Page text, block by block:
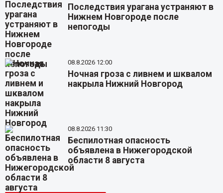
Последствия урагана устраняют в
Нижнем Новгороде после
непогоды
08.8.2026 12:00
Ночная гроза с ливнем и шквалом
накрыла Нижний Новгород
08.8.2026 11:30
Беспилотная опасность
объявлена в Нижегородской
области 8 августа